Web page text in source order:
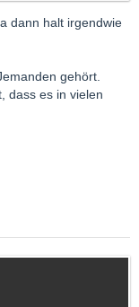
dann halt irgendwie
gehört.
dass es in vielen